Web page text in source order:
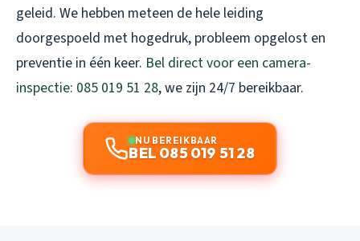
geleid. We hebben meteen de hele leiding
doorgespoeld met hogedruk, probleem opgelost en
preventie in één keer. Bel direct voor een camera-
inspectie: 085 019 51 28, we zijn 24/7 bereikbaar.
NU BEREIKBAAR
BEL 085 019 51 28